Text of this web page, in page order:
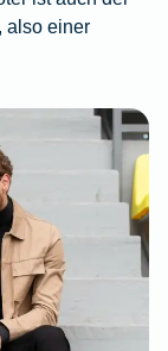
also einer